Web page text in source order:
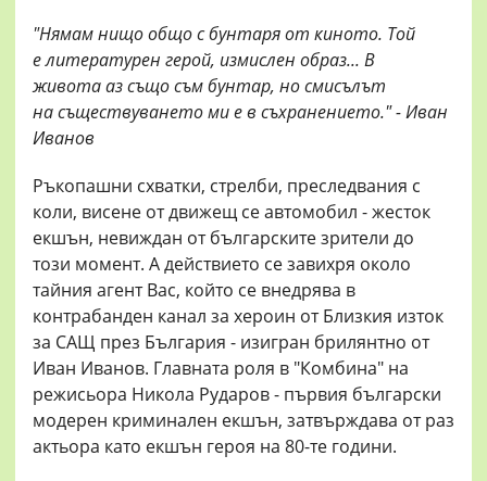
"Нямам нищо общо с бунтаря от киното. Той
е литературен герой, измислен образ... В
живота аз също съм бунтар, но смисълът
на съществуването ми е в съхранението." - Иван
Иванов
Ръкопашни схватки, стрелби, преследвания с
коли, висене от движещ се автомобил - жесток
екшън, невиждан от българските зрители до
този момент. А действието се завихря около
тайния агент Вас, който се внедрява в
контрабанден канал за хероин от Близкия изток
за САЩ през България - изигран брилянтно от
Иван Иванов. Главната роля в "Комбина" на
режисьора Никола Рударов - първия български
модерен криминален екшън, затвърждава от раз
актьора като екшън героя на 80-те години.